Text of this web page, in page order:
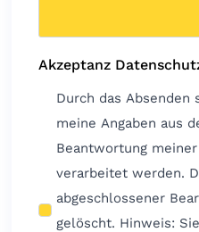
Akzeptanz
Durch das Absenden
meine Angaben aus
Beantwortung
verarbeitet werden.
abgeschlossener
gelöscht. Hinweis: Sie können Ihre